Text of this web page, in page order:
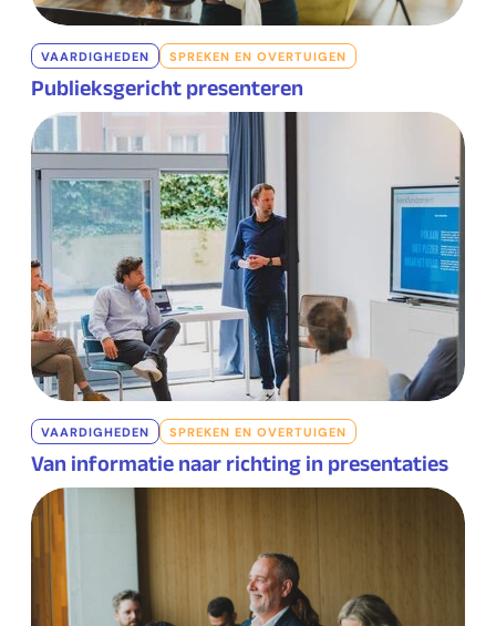
VAARDIGHEDEN SPREKEN EN OVERTUIGEN
Publieksgericht presenteren
VAARDIGHEDEN SPREKEN EN OVERTUIGEN
Van informatie naar richting in presentaties